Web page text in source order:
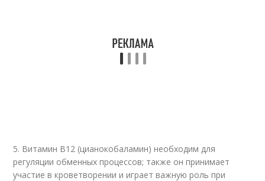
5. Витамин В12 (цианокобаламин) необходим для
регуляции обменных процессов; также он принимает
участие в кроветворении и играет важную роль при